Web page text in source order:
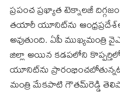
ప్రపంచ ప్రఖ్యాత టెక్నాలజీ
తయారీ యూనిట్‌ను
అవుతుంది. ఏపీ
జిల్లా అయిన కడపలోని
యూనిట్‌ను
మంత్రి మేకపాటి గౌతమ్‌రెడ్డి